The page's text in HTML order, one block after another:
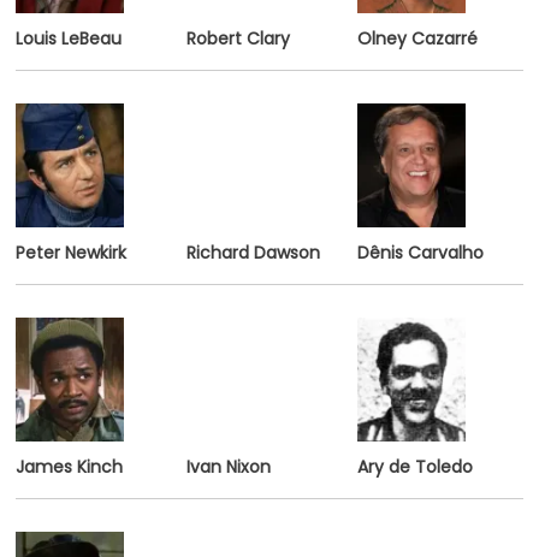
Louis LeBeau Robert Clary Olney Cazarré
Peter Newkirk Richard Dawson Dênis Carvalho
James Kinch Ivan Nixon Ary de Toledo